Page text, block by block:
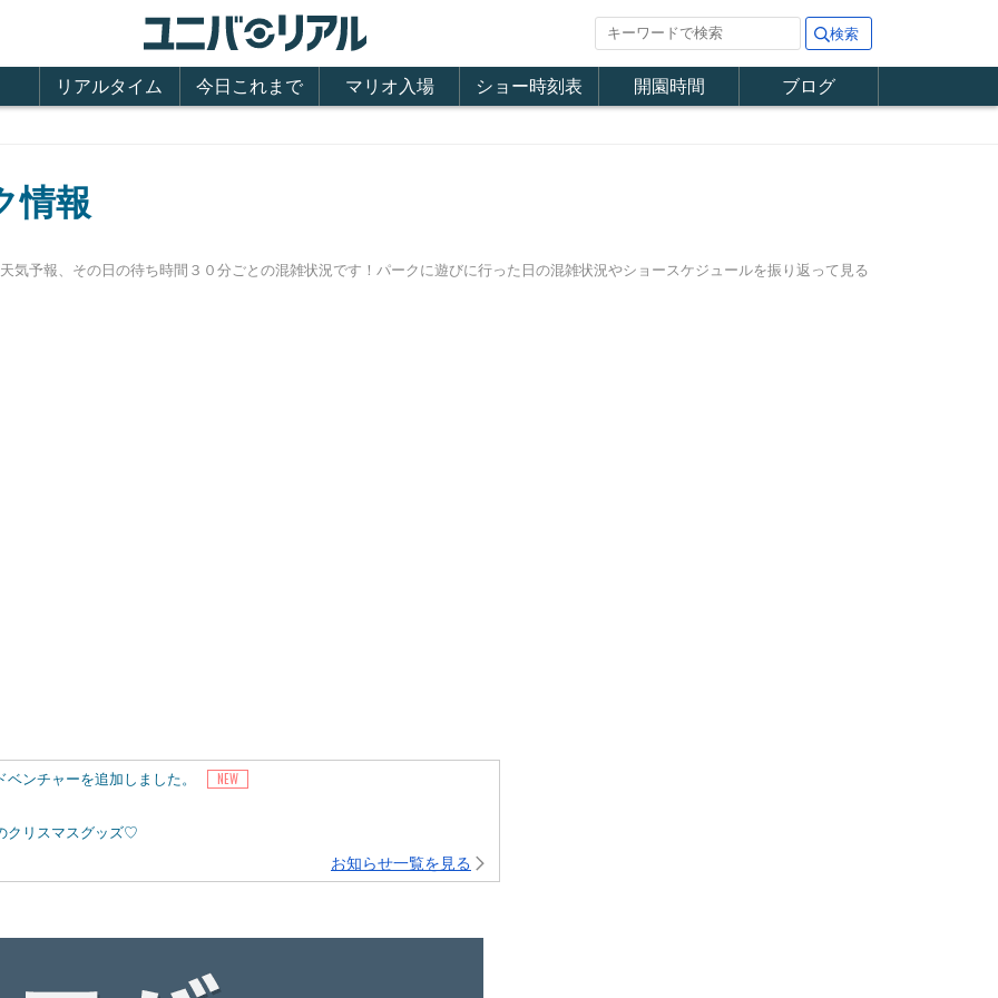
リアルタイム 今日これまで マリオ入場 ショー時刻表 開園時間 ブログ
情報
気予報、その日の待ち時間３０分ごとの混雑状況です！パークに遊びに行った日の混雑状況やショースケジュールを振り返って見る
ンチャーを追加しました。
クリスマスグッズ♡
お知らせ一覧を見る